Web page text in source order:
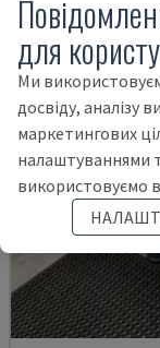
для
Ми
досвіду, аналізу
маркетингових
налаштуваннями
використовуємо